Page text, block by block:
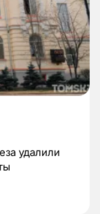
удалили